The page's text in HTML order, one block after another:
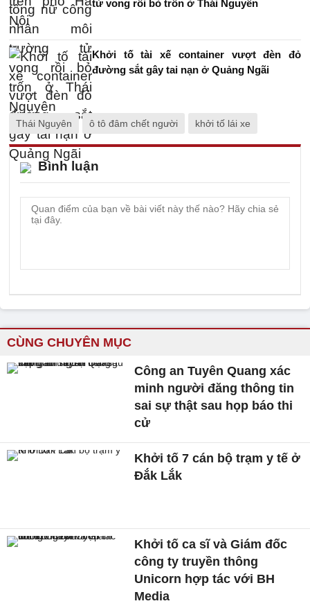
tử vong rồi bỏ trốn ở Thái Nguyên
Khởi tố tài xế container vượt đèn đỏ
đường sắt gây tai nạn ở Quảng Ngãi
Thái Nguyên ô tô đâm chết người khởi tố lái xe
Bình luận
CÙNG CHUYÊN MỤC
Công an Tuyên Quang xác
minh người đăng thông tin
sai sự thật sau họp báo thi
cử
Khởi tố 7 cán bộ trạm y tế ở
Đắk Lắk
Khởi tố ca sĩ và Giám đốc
công ty truyền thông
Unicorn hợp tác với BH
Media